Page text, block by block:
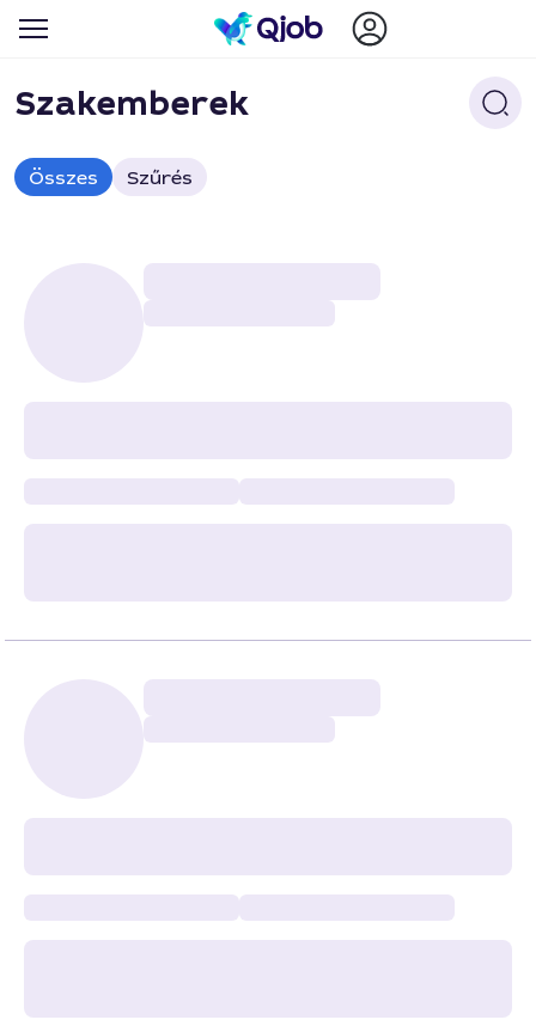
Szakemberek
Összes Szűrés